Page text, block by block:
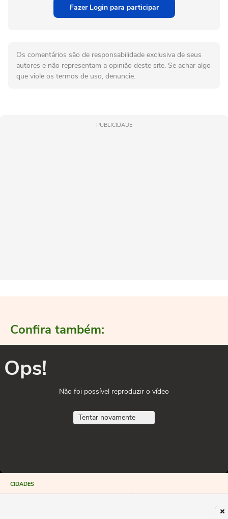
Fazer Login para participar
Os comentários são de responsabilidade exclusiva de seus
autores e não representam a opinião deste site. Se achar algo
que viole os termos de uso, denuncie.
PUBLICIDADE
Confira também:
Ops!
Não foi possível reproduzir o vídeo
Tentar novamente
CIDADES
Nevoeiro cobre cidade e paralisa o